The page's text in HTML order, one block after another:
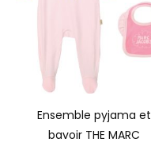
Ensemble pyjama et
bavoir THE MARC